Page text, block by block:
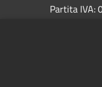
Partita IVA: